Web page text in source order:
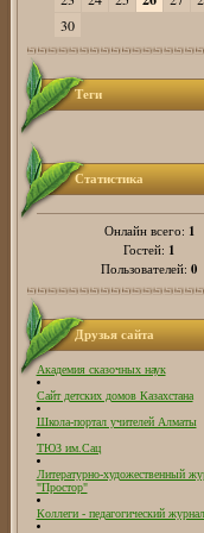
30
Теги
Статистика
Онлайн всего: 1
Гостей: 1
Пользователей: 0
Друзья сайта
Академия сказочных наук
Сайт детских домов Казахстана
Школа-портал учителей Алматы
ТЮЗ им.Сац
Литературно-художественный
"Простор"
Коллеги - педагогический